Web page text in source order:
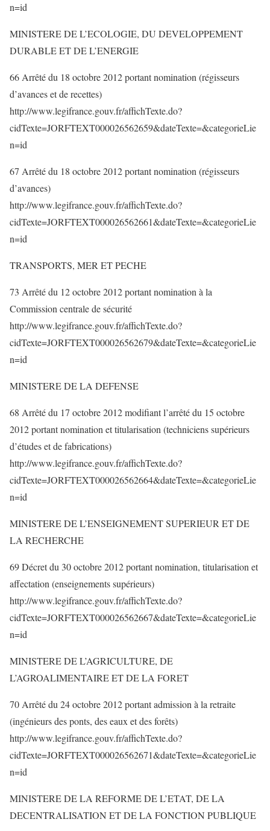
n=id
MINISTERE DE L’ECOLOGIE, DU DEVELOPPEMENT
DURABLE ET DE L’ENERGIE
66 Arrêté du 18 octobre 2012 portant nomination (régisseurs
d’avances et de recettes)
http://www.legifrance.gouv.fr/affichTexte.do?
cidTexte=JORFTEXT000026562659&dateTexte=&categorieLie
n=id
67 Arrêté du 18 octobre 2012 portant nomination (régisseurs
d’avances)
http://www.legifrance.gouv.fr/affichTexte.do?
cidTexte=JORFTEXT000026562661&dateTexte=&categorieLie
n=id
TRANSPORTS, MER ET PECHE
73 Arrêté du 12 octobre 2012 portant nomination à la
Commission centrale de sécurité
http://www.legifrance.gouv.fr/affichTexte.do?
cidTexte=JORFTEXT000026562679&dateTexte=&categorieLie
n=id
MINISTERE DE LA DEFENSE
68 Arrêté du 17 octobre 2012 modifiant l’arrêté du 15 octobre
2012 portant nomination et titularisation (techniciens supérieurs
d’études et de fabrications)
http://www.legifrance.gouv.fr/affichTexte.do?
cidTexte=JORFTEXT000026562664&dateTexte=&categorieLie
n=id
MINISTERE DE L’ENSEIGNEMENT SUPERIEUR ET DE
LA RECHERCHE
69 Décret du 30 octobre 2012 portant nomination, titularisation et
affectation (enseignements supérieurs)
http://www.legifrance.gouv.fr/affichTexte.do?
cidTexte=JORFTEXT000026562667&dateTexte=&categorieLie
n=id
MINISTERE DE L’AGRICULTURE, DE
L’AGROALIMENTAIRE ET DE LA FORET
70 Arrêté du 24 octobre 2012 portant admission à la retraite
(ingénieurs des ponts, des eaux et des forêts)
http://www.legifrance.gouv.fr/affichTexte.do?
cidTexte=JORFTEXT000026562671&dateTexte=&categorieLie
n=id
MINISTERE DE LA REFORME DE L’ETAT, DE LA
DECENTRALISATION ET DE LA FONCTION PUBLIQUE